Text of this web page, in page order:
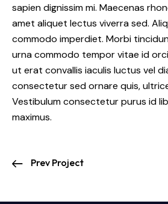
sapien dignissim mi. Maecenas
amet aliquet lectus viverra sed.
commodo imperdiet. Morbi
urna commodo tempor vitae id
ut erat convallis iaculis luctus vel
consectetur sed ornare quis,
Vestibulum consectetur purus id
maximus.
Prev Project